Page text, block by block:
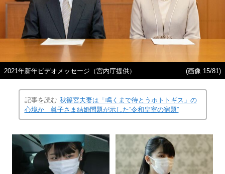
2021年新年ビデオメッセージ（宮内庁提供） (画像 15/81)
記事を読む 秋篠宮夫妻は「鳴くまで待とうホトトギス」の
心境か 眞子さま結婚問題が示した“令和皇室の宿題”